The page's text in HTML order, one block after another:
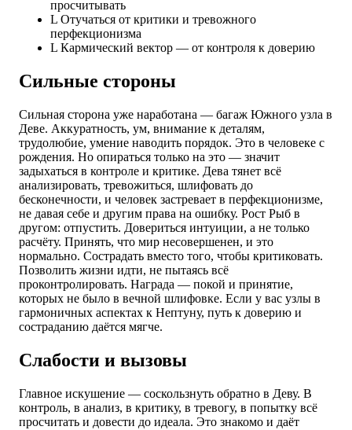
просчитывать
L Отучаться от критики и тревожного
перфекционизма
L Кармический вектор — от контроля к доверию
Сильные стороны
Сильная сторона уже наработана — багаж Южного узла в
Деве. Аккуратность, ум, внимание к деталям,
трудолюбие, умение наводить порядок. Это в человеке с
рождения. Но опираться только на это — значит
задыхаться в контроле и критике. Дева тянет всё
анализировать, тревожиться, шлифовать до
бесконечности, и человек застревает в перфекционизме,
не давая себе и другим права на ошибку. Рост Рыб в
другом: отпустить. Довериться интуиции, а не только
расчёту. Принять, что мир несовершенен, и это
нормально. Сострадать вместо того, чтобы критиковать.
Позволить жизни идти, не пытаясь всё
проконтролировать. Награда — покой и принятие,
которых не было в вечной шлифовке. Если у вас узлы в
гармоничных аспектах к Нептуну, путь к доверию и
состраданию даётся мягче.
Слабости и вызовы
Главное искушение — соскользнуть обратно в Деву. В
контроль, в анализ, в критику, в тревогу, в попытку всё
просчитать и довести до идеала. Это знакомо и даёт